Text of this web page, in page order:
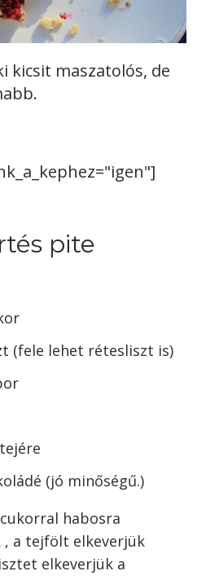
kicsit maszatolós, de
pite
(fele lehet rétesliszt is)
(jó minőségű.)
habosra
, a tejfölt elkeverjük
elkeverjük a